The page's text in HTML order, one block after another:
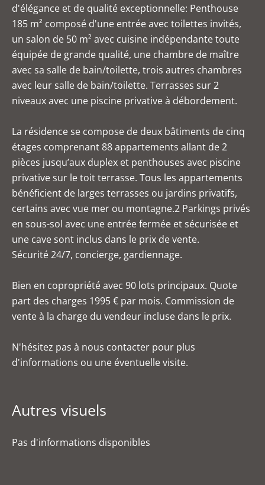
d'élégance et de qualité exceptionnelle: Penthouse
185 m² composé d'une entrée avec toilettes invités,
un salon de 50 m² avec cuisine indépendante toute
équipée de grande qualité, une chambre de maître
avec sa salle de bain/toilette, trois autres chambres
avec leur salle de bain/toilette. Terrasses sur 2
niveaux avec une piscine privative à débordement.
La résidence se compose de deux bâtiments de cinq
étages comprenant 88 appartements allant de 2
pièces jusqu’aux duplex et penthouses avec piscine
privative sur le toit terrasse. Tous les appartements
bénéficient de larges terrasses ou jardins privatifs,
certains avec vue mer ou montagne.2 Parkings privés
en sous-sol avec une entrée fermée et sécurisée et
une cave sont inclus dans le prix de vente.
Sécurité 24/7, concierge, gardiennage.
Bien en copropriété avec 90 lots principaux. Quote
part des charges 1995 € par mois. Commission de
vente à la charge du vendeur incluse dans le prix.
N'hésitez pas à nous contacter pour plus
d'informations ou une éventuelle visite.
Autres visuels
Pas d'informations disponibles